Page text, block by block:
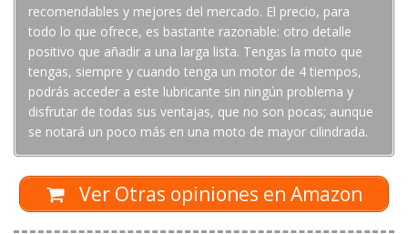
recomendables y mejores del mercado. El precio, para
todo lo que ofrece, es bastante razonable: otro detalle
positivo que añadir a una larga lista. Tengas la moto que
tengas, siempre y cuando tenga un motor de 4 tiempos,
podrás acceder a este lubricante sin ningún problema y
disfrutar de todas sus ventajas, que no son pocas; aunque
se notará un poco más en una moto de mayor cilindrada.
Ver Otras opiniones en Amazon